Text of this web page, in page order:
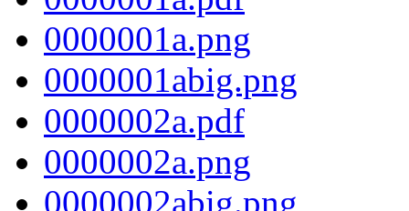
0000001a.png
0000001abig.png
0000002a.pdf
0000002a.png
0000002abig.png